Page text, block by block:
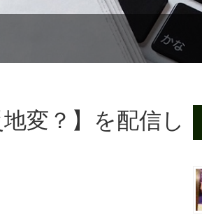
変？】を配信し